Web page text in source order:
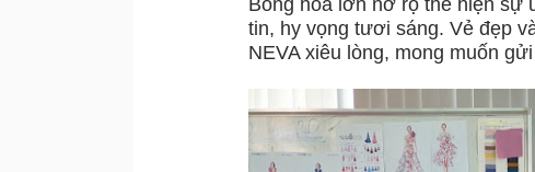
Bông hoa lớn nở rộ thể hiện sự
tin, hy vọng tươi sáng. Vẻ đẹp
NEVA xiêu lòng, mong muốn